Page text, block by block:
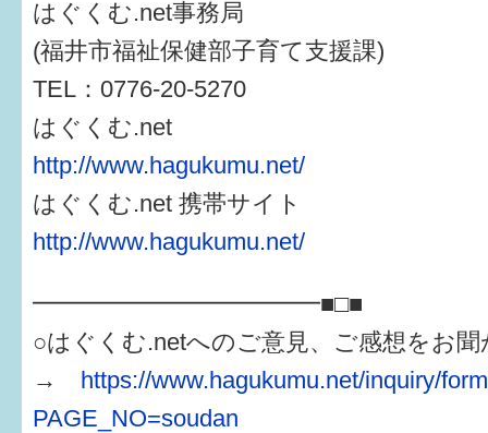
はぐくむ.net事務局
(福井市福祉保健部子育て支援課)
TEL：0776-20-5270
はぐくむ.net
http://www.hagukumu.net/
はぐくむ.net 携帯サイト
http://www.hagukumu.net/
━━━━━━━━━━━━■□■
○はぐくむ.netへのご意見、ご感想をお
→ https://www.hagukumu.net/inquiry/
PAGE_NO=soudan